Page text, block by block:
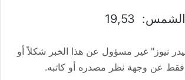
19,53
نيوز" غير مسؤول عن هذا الخبر شكلاً أو
فقط عن وجهة نظر مصدره أو كاتبه.